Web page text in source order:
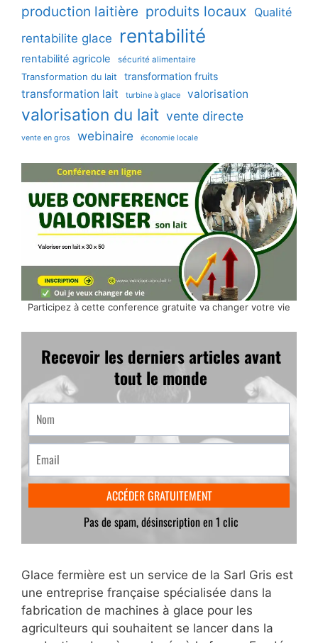
production laitière produits locaux Qualité
rentabilite glace
rentabilité
rentabilité agricole sécurité alimentaire
Transformation du lait transformation fruits
transformation lait turbine à glace valorisation
valorisation du lait vente directe
vente en gros webinaire économie locale
Participez à cette conference gratuite va changer votre vie
Glace fermière est un service de la Sarl Gris est
une entreprise française spécialisée dans la
fabrication de machines à glace pour les
agriculteurs qui souhaitent se lancer dans la